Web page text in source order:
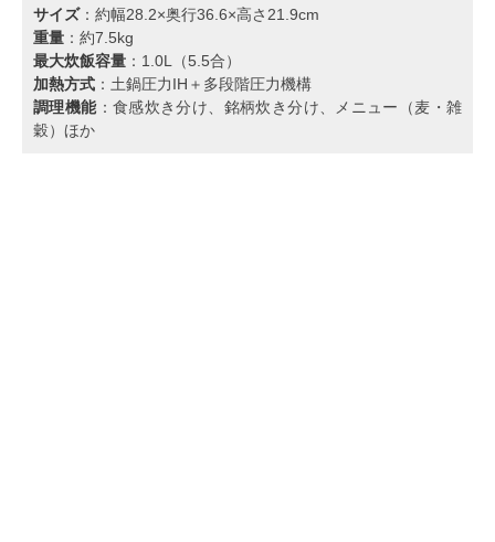
サイズ：約幅28.2×奥行36.6×高さ21.9cm
重量 ：約7.5kg
最大炊飯容量 ：1.0L（5.5合）
加熱方式 ：土鍋圧力IH＋多段階圧力機構
調理機能：食感炊き分け、銘柄炊き分け、メニュー（麦・雑
穀）ほか